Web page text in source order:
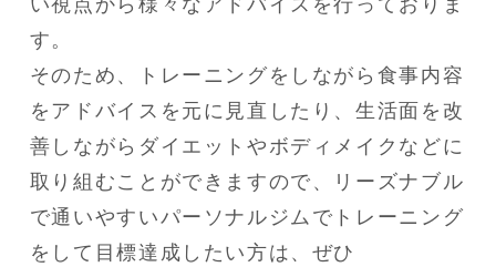
い視点から様々なアドバイスを行っておりま
す。
そのため、トレーニングをしながら食事内容
をアドバイスを元に見直したり、生活面を改
善しながらダイエットやボディメイクなどに
取り組むことができますので、リーズナブル
で通いやすいパーソナルジムでトレーニング
をして目標達成したい方は、ぜひ